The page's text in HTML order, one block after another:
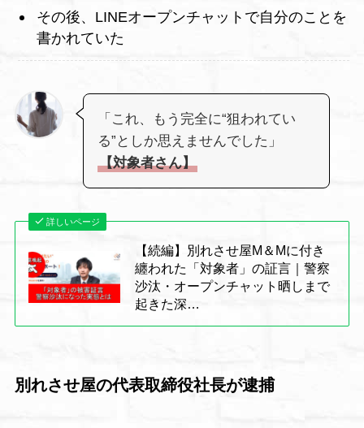
その後、LINEオープンチャットで自分のことを
書かれていた
「これ、もう完全に“狙われてい
る”としか思えませんでした」
【対象者さん】
詳しいページ
【続編】別れさせ屋M＆Mに付き
纏われた「対象者」の証言｜警察
沙汰・オープンチャット晒しまで
起きた深…
別れさせ屋の代表取締役社長が逮捕